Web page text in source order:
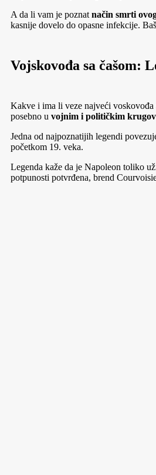
A da li vam je poznat način smrti
kasnije dovelo do opasne infekcije.
Vojskovođa sa čašom:
Kakve i ima li veze najveći
posebno u vojnim i političkim
Jedna od najpoznatijih legendi
početkom 19. veka.
Legenda kaže da je Napoleon toliko
potpunosti potvrđena, brend